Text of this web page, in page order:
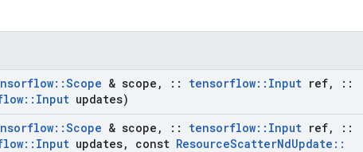
::Scope & scope , :: tensorflow:: Input ref,
::
:: Input updates)
::Scope & scope , :: tensorflow:: Input ref,
::
:: Input updates, const ResourceScatterNdUpdate ::